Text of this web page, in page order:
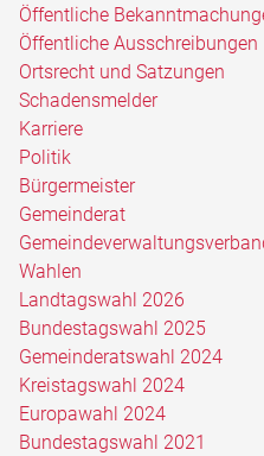
Öffentliche
Öffentliche Ausschreibungen
Ortsrecht und Satzungen
Schadensmelder
Karriere
Politik
Bürgermeister
Gemeinderat
Wahlen
Landtagswahl 2026
Bundestagswahl 2025
Gemeinderatswahl 2024
Kreistagswahl 2024
Europawahl 2024
Bundestagswahl 2021